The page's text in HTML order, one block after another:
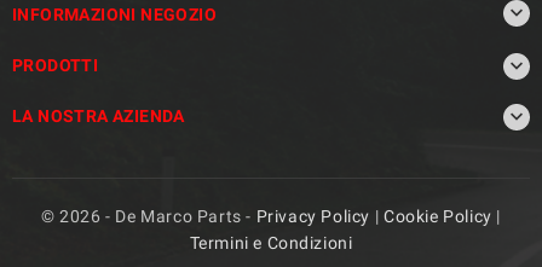
INFORMAZIONI NEGOZIO 
PRODOTTI 
LA NOSTRA AZIENDA 
© 2026 - De Marco Parts - Privacy Policy | Cookie Policy |
Termini e Condizioni